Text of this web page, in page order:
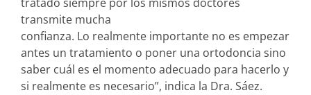
transmite mucha
confianza. Lo realmente importante no es empezar
antes un tratamiento o poner una ortodoncia sino
saber cuál es el momento adecuado para hacerlo y
si realmente es necesario”, indica la Dra. Sáez.